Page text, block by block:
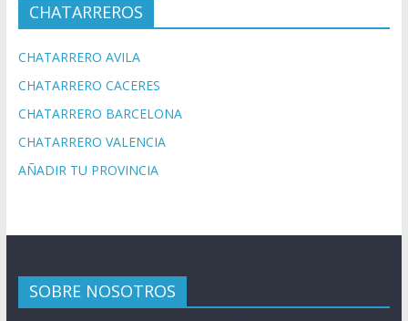
CHATARREROS
CHATARRERO AVILA
CHATARRERO CACERES
CHATARRERO BARCELONA
CHATARRERO VALENCIA
AÑADIR TU PROVINCIA
SOBRE NOSOTROS